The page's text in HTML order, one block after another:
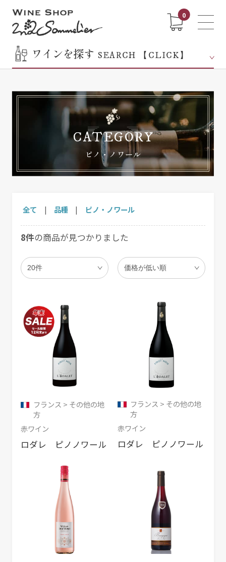
0
ワインを探す SEARCH 【CLICK】
CATEGORY
ピノ・ノワール
全て | 品種 | ピノ・ノワール
8件の商品が見つかりました
フランス > その他の地
方
赤ワイン
ロダレ ピノノワール
フランス > その他の地
方
赤ワイン
ロダレ ピノノワール